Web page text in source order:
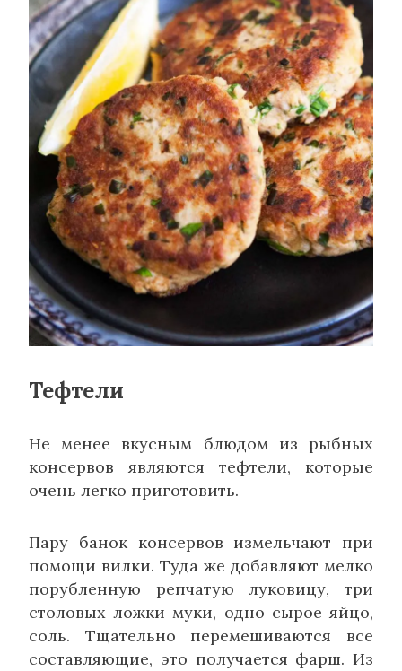
Тефтели
Не менее вкусным блюдом из рыбных
консервов являются тефтели, которые
очень легко приготовить.
Пару банок консервов измельчают при
помощи вилки. Туда же добавляют мелко
порубленную репчатую луковицу, три
столовых ложки муки, одно сырое яйцо,
соль. Тщательно перемешиваются все
составляющие, это получается фарш. Из